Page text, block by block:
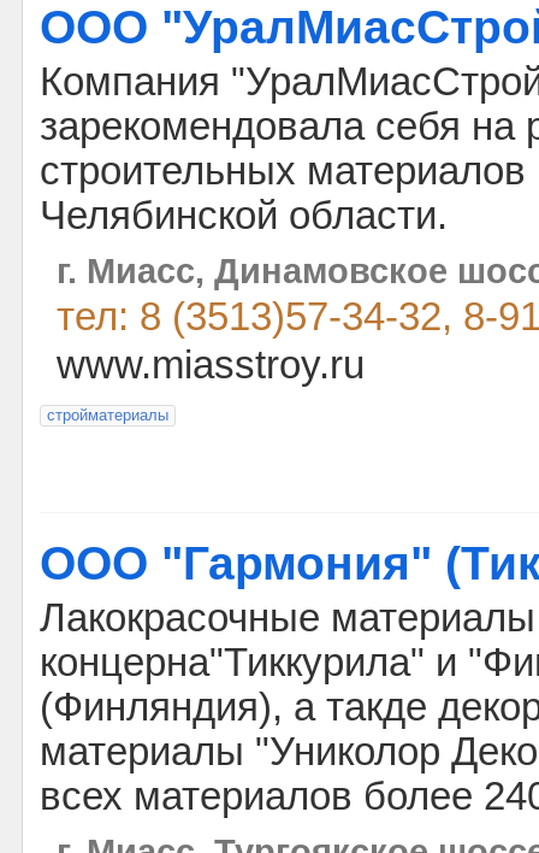
ООО
Компания
зарекомендовала себя на
строительных
Челябинской области.
г. Миасс, Динамовское
тел: 8 (3513)57-34-32, 8-
www.miasstroy.ru
стройматериалы
ООО "Гармония"
Лакокрасочные материалы
концерна"Тиккурила" и
(Финляндия), а такде
материалы "Униколор
всех материалов более